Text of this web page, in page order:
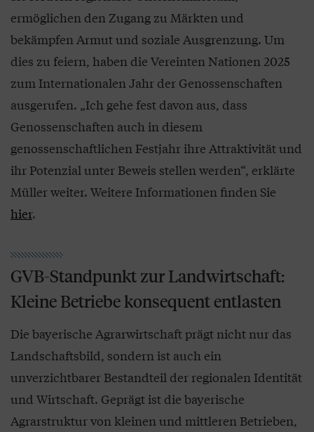
ermöglichen den Zugang zu Märkten und
bekämpfen Armut und soziale Ausgrenzung. Um
dies zu feiern, haben die Vereinten Nationen 2025
zum Internationalen Jahr der Genossenschaften
ausgerufen. „Ich gehe fest davon aus, dass
Genossenschaften auch in diesem
genossenschaftlichen Festjahr ihre Attraktivität und
ihr Potenzial unter Beweis stellen werden“, erklärte
Müller weiter. Weitere Informationen finden Sie
hier.
GVB-Standpunkt zur Landwirtschaft:
Kleine Betriebe konsequent entlasten
Die bayerische Agrarwirtschaft prägt nicht nur das
Landschaftsbild, sondern ist auch ein
unverzichtbarer Bestandteil der regionalen Identität
und Wirtschaft. Geprägt ist die bayerische
Agrarstruktur von kleinen und mittleren Betrieben,